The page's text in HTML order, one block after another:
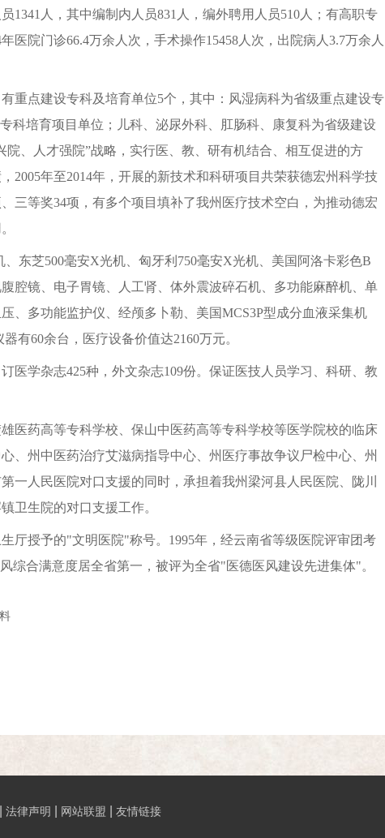
1341人，其中编制内人员831人，编外聘用人员510人；有高职专
医院门诊66.4万余人次，手术操作15458人次，出院病人3.7万余人
点建设专科及培育单位5个，其中：风湿病科为省级重点建设专
科培育项目单位；儿科、泌尿外科、肛肠科、康复科为省级建设
、人才强院”战略，实行医、教、研有机结合、相互促进的方
2005年至2014年，开展的新技术和科研项目共荣获德宏州科学技
三等奖34项，有多个项目填补了我州医疗技术空白，为推动德宏
芝500毫安X光机、匈牙利750毫安X光机、美国阿洛卡彩色B
腔镜、电子胃镜、人工肾、体外震波碎石机、多功能麻醉机、单
、多功能监护仪、经颅多卜勒、美国MCS3P型成分血液采集机
有60余台，医疗设备价值达2160万元。
学杂志425种，外文杂志109份。保证医技人员学习、科研、教
药高等专科学校、保山中医药高等专科学校等医学院校的临床
、州中医药治疗艾滋病指导中心、州医疗事故争议尸检中心、州
一人民医院对口支援的同时，承担着我州梁河县人民医院、陇川
卫生院的对口支援工作。
授予的"文明医院"称号。1995年，经云南省等级医院评审团考
综合满意度居全省第一，被评为全省"医德医风建设先进集体"。
法律声明 网站联盟 友情链接